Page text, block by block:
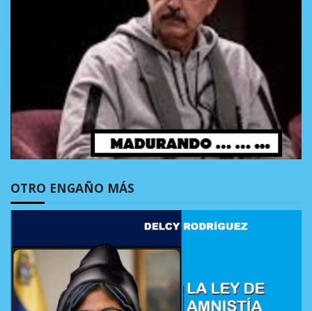
OTRO ENGAÑO MÁS